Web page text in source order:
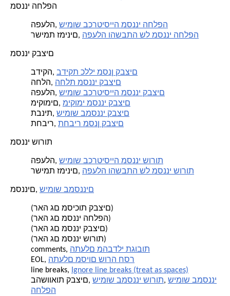
מסנני החלפה
הפעלה, שימוש בכרטיסייה מסנני החלפה
רשימת זמינים, הפעלה והשבתה של מסנני החלפה
מסנני קבצים
בדיקה, בדיקת כללי מסנן קבצים
החלה, החלת מסנני קבצים
הפעלה, שימוש בכרטיסייה מסנני קבצים
מיקומים, מיקומי מסנני קבצים
תבנית, שימוש במסנני קבצים
תחביר, תחביר מסנן קבצים
מסנני שורות
הפעלה, שימוש בכרטיסייה מסנני שורות
רשימת זמינים, הפעלה והשבתה של מסנני שורות
מסננים, שימוש במסננים
(ראה גם מסיכות קבצים)
(ראה גם מסנני החלפה)
(ראה גם מסנני קבצים)
(ראה גם מסנני שורות)
comments, התעלם מהבדלי תגובות
EOL, התעלם מסיום שורה חסר
line breaks, Ignore line breaks (treat as spaces)
בהשוואות קבצים, שימוש במסנני שורות, שימוש במסנני
החלפה